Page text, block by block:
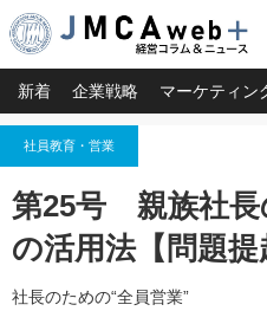
新着 企業戦略 マーケティン
社員教育・営業
第25号 親族社長
の活用法【問題提
社長のための“全員営業”